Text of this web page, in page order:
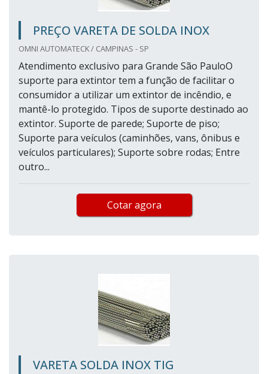
PREÇO VARETA DE SOLDA INOX
OMNI AUTOMATECK / CAMPINAS - SP
Atendimento exclusivo para Grande São PauloO
suporte para extintor tem a função de facilitar o
consumidor a utilizar um extintor de incêndio, e
mantê-lo protegido. Tipos de suporte destinado ao
extintor. Suporte de parede; Suporte de piso;
Suporte para veículos (caminhões, vans, ônibus e
veículos particulares); Suporte sobre rodas; Entre
outro...
Cotar agora
VARETA SOLDA INOX TIG